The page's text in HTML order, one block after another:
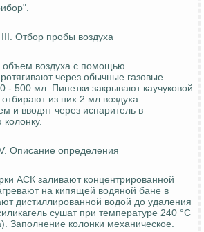
".
III. Отбор пробы воздуха
объем воздуха с помощью
через обычные газовые
- 500 мл. Пипетки закрывают каучуковой
из них 2 мл воздуха
и вводят через испаритель в
колонку.
Описание определения
АСК заливают концентрированной
на кипящей водяной бане в
дистиллированной водой до удаления
сушат при температуре 240 °С
Заполнение колонки механическое.